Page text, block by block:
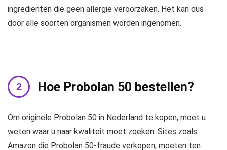
ingrediënten die geen allergie veroorzaken. Het kan dus
door alle soorten organismen worden ingenomen.
Hoe Probolan 50 bestellen?
Om originele Probolan 50 in Nederland te kopen, moet u
weten waar u naar kwaliteit moet zoeken. Sites zoals
Amazon die Probolan 50-fraude verkopen, moeten ten